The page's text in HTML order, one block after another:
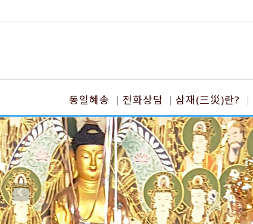
동일혜송 전화상담 삼재(三災)란?